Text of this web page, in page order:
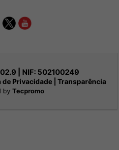
| NIF: 502100249
de Privacidade| Transparência
by Tecpromo